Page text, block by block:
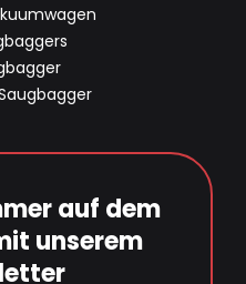
auf dem
unserem